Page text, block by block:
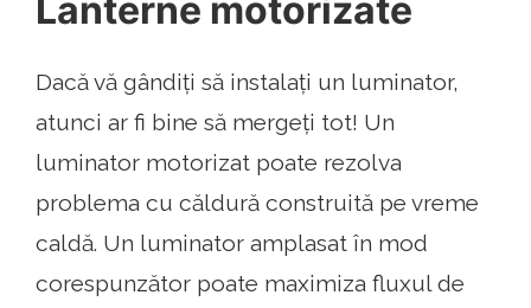
Lanterne motorizate
Dacă vă gândiți să instalați un luminator,
atunci ar fi bine să mergeți tot! Un
luminator motorizat poate rezolva
problema cu căldură construită pe vreme
caldă. Un luminator amplasat în mod
corespunzător poate maximiza fluxul de